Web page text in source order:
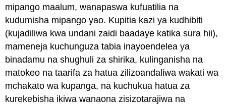
mipango maalum, wanapaswa kufuatilia na
kudumisha mipango yao. Kupitia kazi ya kudhibiti
(kujadiliwa kwa undani zaidi baadaye katika sura hii),
mameneja kuchunguza tabia inayoendelea ya
binadamu na shughuli za shirika, kulinganisha na
matokeo na taarifa za hatua zilizoandaliwa wakati wa
mchakato wa kupanga, na kuchukua hatua za
kurekebisha ikiwa wanaona zisizotarajiwa na